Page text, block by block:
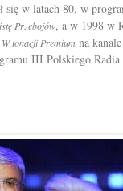
się w latach 80. w
Przebojów, a w 1998 w
W tonacji Premium na
III Polskiego Radia